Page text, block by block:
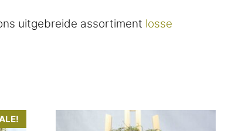
uitgebreide assortiment losse